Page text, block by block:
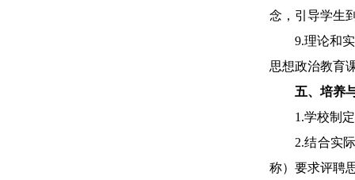
念，引导学生
9.理论和
思想政治教育
五、培养
1.学校制
2.结合实
称）要求评聘